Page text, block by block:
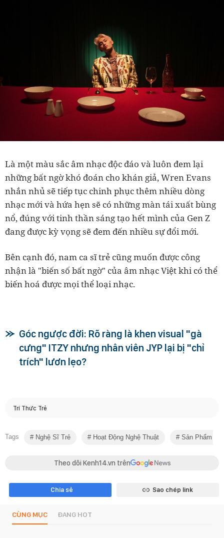
Là một màu sắc âm nhạc độc đáo và luôn đem lại
những bất ngờ khó đoán cho khán giả, Wren Evans
nhắn nhủ sẽ tiếp tục chinh phục thêm nhiều dòng
nhạc mới và hứa hẹn sẽ có những màn tái xuất bùng
nổ, đúng với tinh thần sáng tạo hết mình của Gen Z
đang được kỳ vọng sẽ đem đến nhiều sự đổi mới.
Bên cạnh đó, nam ca sĩ trẻ cũng muốn được công
nhận là "biến số bất ngờ" của âm nhạc Việt khi có thể
biến hoá được mọi thể loại nhạc.
Góc ngược đời: Rõ ràng là khen visual "gà
cưng" ITZY nhưng nhân viên JYP lại bị "chỉ
trích" lươn lẹo?
Trí Thức Trẻ
Tags Nghệ Sĩ Trẻ Hoạt Động Nghệ Thuật Sản Phẩm
Theo dõi Kenh14.vn trên
Chia sẻ Sao chép link
CÙNG MỤC ĐANG HOT